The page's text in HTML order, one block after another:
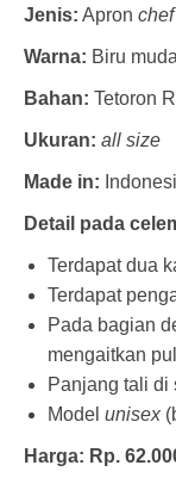
Jenis: Apron chef
Warna: Biru
Bahan: Tetoron
Ukuran: all size
Made in:
Detail pada
Terdapat dua
Terdapat
Pada bagian
mengaitkan
Panjang tali di
Model unisex
Harga: Rp.